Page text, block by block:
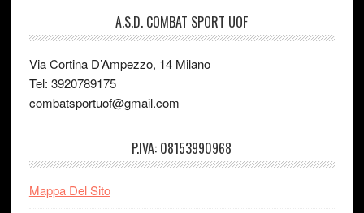
A.S.D. COMBAT SPORT UOF
Via Cortina D’Ampezzo, 14 Milano
Tel: 3920789175
combatsportuof@gmail.com
P.IVA: 08153990968
Mappa Del Sito